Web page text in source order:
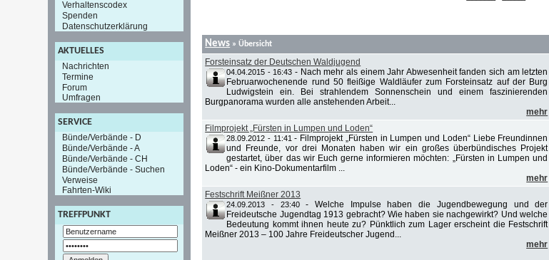
Verhaltenscodex
Spenden
Datenschutzerklärung
AKTUELLES
Nachrichten
Termine
Forum
Umfragen
SERVICE
Bünde/Verbände - D
Bünde/Verbände - A
Bünde/Verbände - CH
Bünde/Verbände - Suchen
Verweise
Fahrten-Wiki
TREFFPUNKT
News » Übersicht
Forsteinsatz der Deutschen Waldjugend
04.04.2015 - 16:43 - Nach mehr als einem Jahr Abwesenheit fanden sich am letzten
Februarwochenende rund 50 fleißige Waldläufer zum Forsteinsatz auf der Burg
Ludwigstein ein. Bei strahlendem Sonnenschein und einem faszinierenden
Burgpanorama wurden alle anstehenden Arbeit...
mehr
Filmprojekt „Fürsten in Lumpen und Loden“
28.09.2012 - 11:41- Filmprojekt „Fürsten in Lumpen und Loden“ Liebe Freundinnen
und Freunde, vor drei Monaten haben wir ein großes überbündisches Projekt
gestartet, über das wir Euch gerne informieren möchten: „Fürsten in Lumpen und
Loden“ - ein Kino-Dokumentarfilm ...
mehr
Festschrift Meißner 2013
24.09.2013 - 23:40-Welche Impulse haben die Jugendbewegung und der
Freideutsche Jugendtag 1913 gebracht? Wie haben sie nachgewirkt? Und welche
Bedeutung kommt ihnen heute zu? Pünktlich zum Lager erscheint die Festschrift
Meißner 2013 – 100 Jahre Freideutscher Jugend...
mehr